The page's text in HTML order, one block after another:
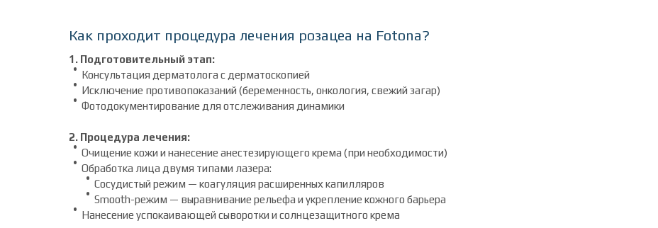
Как проходит процедура лечения розацеа на Fotona?
1. Подготовительный этап:
Консультация дерматолога с дерматоскопией
Исключение противопоказаний (беременность, онкология, свежий загар)
Фотодокументирование для отслеживания динамики
2. Процедура лечения:
Очищение кожи и нанесение анестезирующего крема (при необходимости)
Обработка лица двумя типами лазера:
Сосудистый режим — коагуляция расширенных капилляров
Smooth-режим — выравнивание рельефа и укрепление кожного барьера
Нанесение успокаивающей сыворотки и солнцезащитного крема